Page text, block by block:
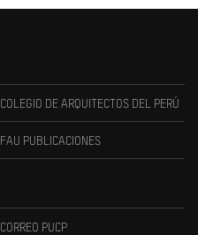
COLEGIO DE ARQUITECTOS DEL PERÚ
FAU PUBLICACIONES
CORREO PUCP